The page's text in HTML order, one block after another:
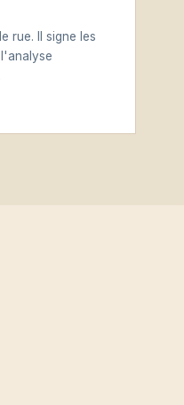
rue. Il signe les